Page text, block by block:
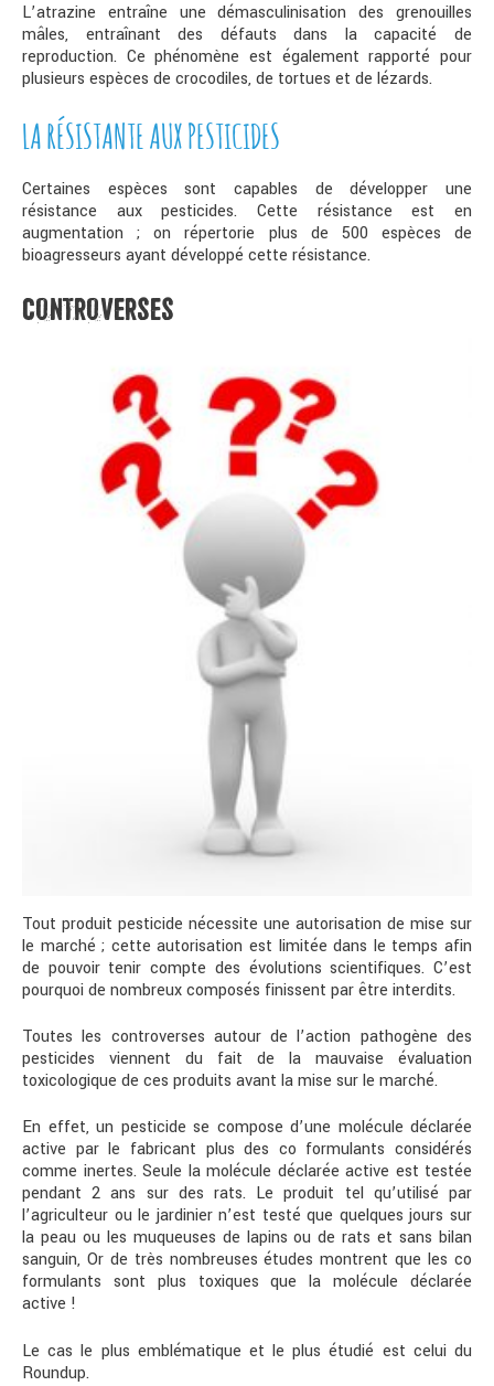
L’atrazine entraîne une démasculinisation des grenouilles
mâles, entraînant des défauts dans la capacité de
reproduction. Ce phénomène est également rapporté pour
plusieurs espèces de crocodiles, de tortues et de lézards.
LA RÉSISTANTE AUX PESTICIDES
Certaines espèces sont capables de développer une
résistance aux pesticides. Cette résistance est en
augmentation ; on répertorie plus de 500 espèces de
bioagresseurs ayant développé cette résistance.
CONTROVERSES
Tout produit pesticide nécessite une autorisation de mise sur
le marché ; cette autorisation est limitée dans le temps afin
de pouvoir tenir compte des évolutions scientifiques. C’est
pourquoi de nombreux composés finissent par être interdits.
Toutes les controverses autour de l’action pathogène des
pesticides viennent du fait de la mauvaise évaluation
toxicologique de ces produits avant la mise sur le marché.
En effet, un pesticide se compose d’une molécule déclarée
active par le fabricant plus des co formulants considérés
comme inertes. Seule la molécule déclarée active est testée
pendant 2 ans sur des rats. Le produit tel qu’utilisé par
l’agriculteur ou le jardinier n’est testé que quelques jours sur
la peau ou les muqueuses de lapins ou de rats et sans bilan
sanguin, Or de très nombreuses études montrent que les co
formulants sont plus toxiques que la molécule déclarée
active !
Le cas le plus emblématique et le plus étudié est celui du
Roundup.